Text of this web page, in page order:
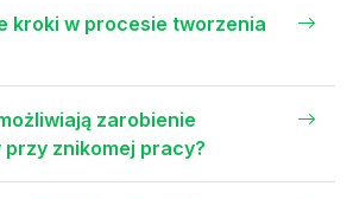
kroki w procesie tworzenia
zarobienie
znikomej pracy?